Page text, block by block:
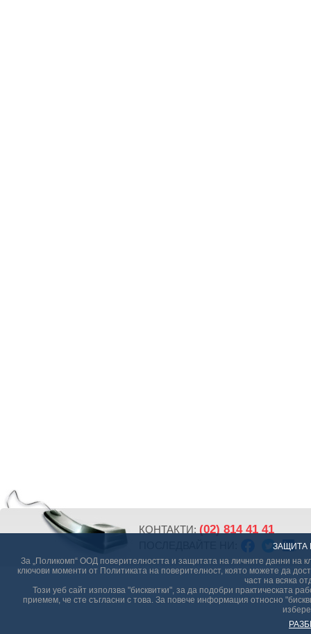
ЗАЩИТА
За „Поликомп“ ООД поверителността и защитата на личните данни на
ключови моменти от Политиката на поверителност, която можете да
част на всяка
Този уеб сайт използва "бисквитки", за да подобри практическата
приемем, че сте съгласни с това. За повече информация относно
КОНТАКТИ: (02) 814 41 41